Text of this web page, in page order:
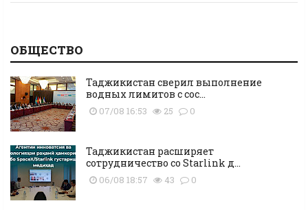
ОБЩЕСТВО
Таджикистан сверил выполнение
водных лимитов с сос...
07/08 16:53 25 0
Таджикистан расширяет
сотрудничество со Starlink д...
06/08 18:57 43 0